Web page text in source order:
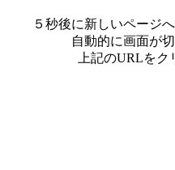
５秒後に新しいページ
自動的に画面が
上記のURLをク